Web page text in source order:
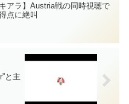
キアラ】Austria戦の同時視聴で
点に絶叫
と主